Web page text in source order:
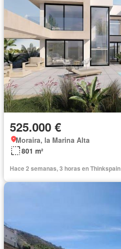
525.000 €
Moraira, la Marina Alta
801 m²
Hace 2 semanas, 3 horas en Thinkspain